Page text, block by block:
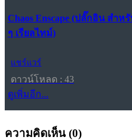
Chaos Enscape (ปลั๊กอิน สำ
ๆ เรียลไทม์)
แชร์แวร์
ดาวน์โหลด : 43
ดูเพิ่มอีก...
ความคิดเห็น (0)